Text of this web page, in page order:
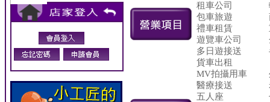
租車公司
包車旅遊
禮車租賃
遊覽車公司
多日遊接送
貨車出租
MV拍攝用車
醫療接送
五人座